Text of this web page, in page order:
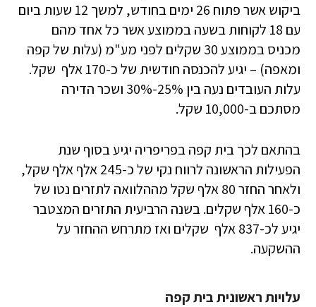
ביקוש אשר פתוח 26 ימים בחודש, למשך 12 שעות ביום
עם 18 לקוחות בשעה בממוצע אשר כל אחד מהם
מכניס בממוצע 30 שקלים לפני מע"מ (עלות של קפה
ומאפה) – יגיע להכנסה חודשית של כ-170 אלף שקל.
עלות העובדים נעה בין 25%-30% ושכר הדירה
מסתכם ב-10,000 שקל.
בהתאם לכך בית קפה בפריפריה יגיע בסוף שנת
הפעילות הראשונה לרווח נקי של כ-245 אלף אלף שקל,
ולאחר החזר 80 אלף שקל מההלוואה לתזרים נטו של
כ-160 אלף שקלים. בשנה הרביעית התזרים המצטבר
יגיע לכ-837 אלף שקלים ואז מתרחש ההחזר על
ההשקעה.
עלויות ראשונית בית קפה